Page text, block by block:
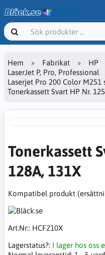
Hem Fabrikat
HP
LaserJet P, Pro, Professional
Laserjet Pro 200 Color M251
Tonerkassett Svart HP Nr.
Tonerkassett
128A, 131X
Kompatibel produkt
Art.Nr:: HCF210X
Lagerstatus?: I lager hos oss